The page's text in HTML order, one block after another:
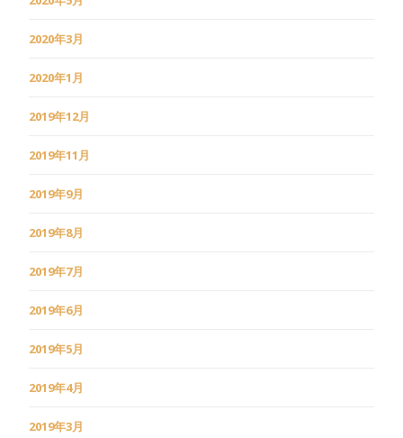
2020年3月
2020年1月
2019年12月
2019年11月
2019年9月
2019年8月
2019年7月
2019年6月
2019年5月
2019年4月
2019年3月